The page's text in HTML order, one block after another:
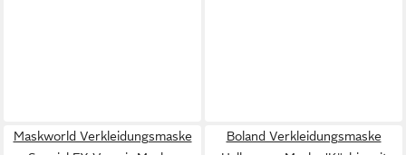
Maskworld Verkleidungsmaske
Boland Verkleidungsmaske